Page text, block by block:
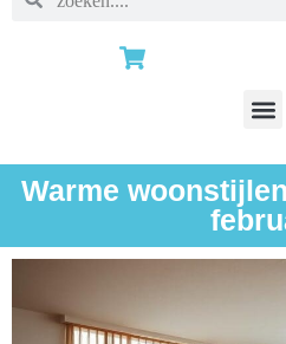
Warme